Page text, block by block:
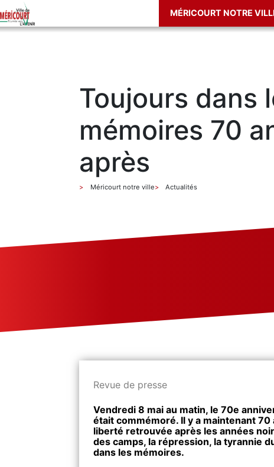
MÉRICOURT NOTRE
Toujours dans
mémoires 70
après
Méricourt notre ville Actualités
Revue de presse
Vendredi 8 mai au matin, le 70e
était commémoré. Il y a maintenant
liberté retrouvée après les années
des camps, la répression, la tyrannie
dans les mémoires.